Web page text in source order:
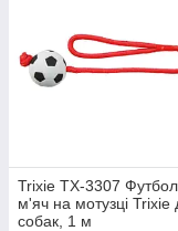
Trixie TX-3307
м'яч на мотузці Trixie
собак, 1 м